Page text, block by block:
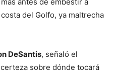
del Golfo, ya maltrecha
DeSantis, señaló el
sobre dónde tocará